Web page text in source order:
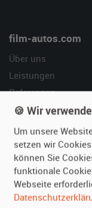
film-autos.com
Über uns
Leistungen
Referenzen
Kundenmeinungen
Vermieten
Oldtimer anmelden
Fotos senden
Fragen für Vermieter
🍪 Wir
Um unsere
setzen wir
können Sie
funktionale
Webseite